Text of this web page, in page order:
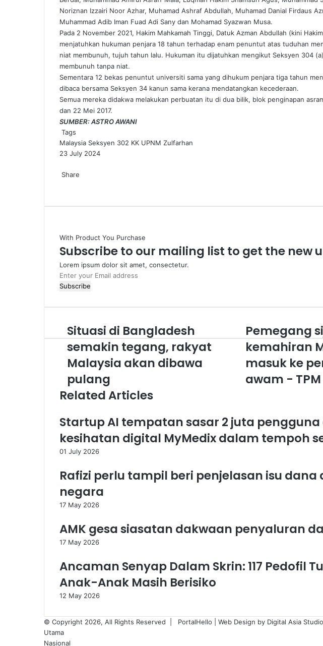
Noriznan Izzairi Noor Azhar, Muhamad Ashraf Abdullah, Muhamad Danial Firdaus
Muhammad Adib Iman Fuad Adi Sany dan Mohamad Syazwan Musa.
Pada 2 November 2021, Hakim Mahkamah Tinggi, Datuk Azman Abdullah (kini
menjatuhkan hukuman penjara 18 tahun terhadap enam penuntut atas tuduhan
niat membunuh, tujuh tahun lalu. Hukuman itu dijatuhkan mengikut Seksyen 304
membunuh tanpa niat.
Sementara 12 bekas penuntut universiti sama yang dihukum penjara tiga tahun
dibaca bersama Seksyen 34 kanun sama kerana mendatangkan kecederaan.
Semua mereka didakwa melakukan perbuatan itu di dua bilik, blok penginapan
dan 22 Mei 2017.
SUMBER:ASTRO AWANI
Tags
Malaysia Seksyen 302 KK UPNM Zulfarhan
23 July 2024
Share
Email
With Product You Purchase
Subscribe to our mailing list to get the new
Lorem ipsum dolor sit amet, consectetur.
Enter
your
address
Situasi
di
Bangladesh
semakin
tegang,
rakyat
Malaysia
akan
pulang
Situasi di Bangladesh
semakin tegang, rakyat
Malaysia akan dibawa
pulang
Pemegang
sijil,
diploma
kemahiran
Malaysia
layak
awam
TPM
Pemegang
kemahiran
masuk ke
awam - TPM
Related Articles
Startup AI tempatan sasar 2 juta
kesihatan digital MyMedix dalam tempoh
01 July 2026
Rafizi perlu tampil beri penjelasan isu dana
negara
17 May 2026
AMK gesa siasatan dakwaan penyaluran
17 May 2026
Ancaman Senyap Dalam Skrin: 117 Pedofil
Anak-Anak Masih Berisiko
12 May 2026
© Copyright 2026, All Rights Reserved | PortalHello | Web Design by Digital Asia Studio
Utama
Nasional